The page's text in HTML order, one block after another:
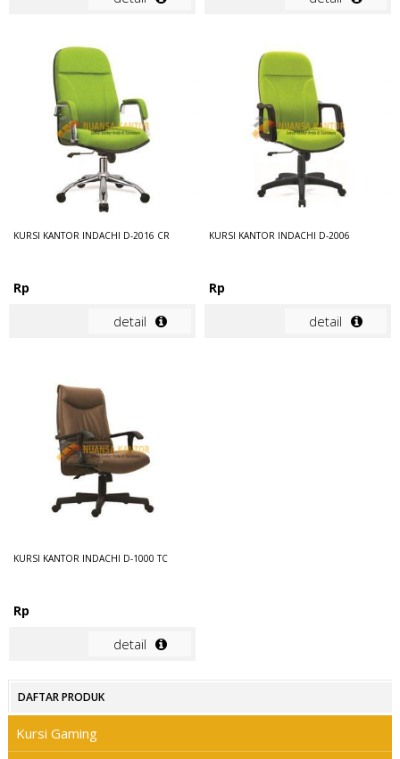
KURSI KANTOR INDACHI D-2016 CR
Rp
detail
KURSI KANTOR INDACHI D-2006
Rp
detail
KURSI KANTOR INDACHI D-1000 TC
Rp
detail
DAFTAR PRODUK
Kursi Gaming